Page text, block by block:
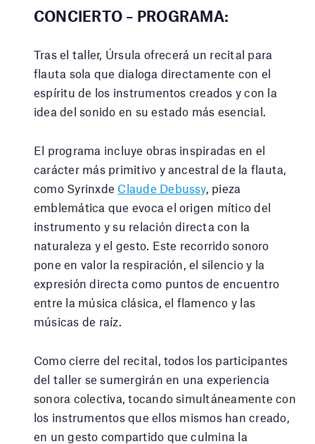
CONCIERTO – PROGRAMA:
Tras el taller, Úrsula ofrecerá un recital para
flauta sola que dialoga directamente con el
espíritu de los instrumentos creados y con la
idea del sonido en su estado más esencial.
El programa incluye obras inspiradas en el
carácter más primitivo y ancestral de la flauta,
como Syrinxde Claude Debussy, pieza
emblemática que evoca el origen mítico del
instrumento y su relación directa con la
naturaleza y el gesto. Este recorrido sonoro
pone en valor la respiración, el silencio y la
expresión directa como puntos de encuentro
entre la música clásica, el flamenco y las
músicas de raíz.
Como cierre del recital, todos los participantes
del taller se sumergirán en una experiencia
sonora colectiva, tocando simultáneamente con
los instrumentos que ellos mismos han creado,
en un gesto compartido que culmina la